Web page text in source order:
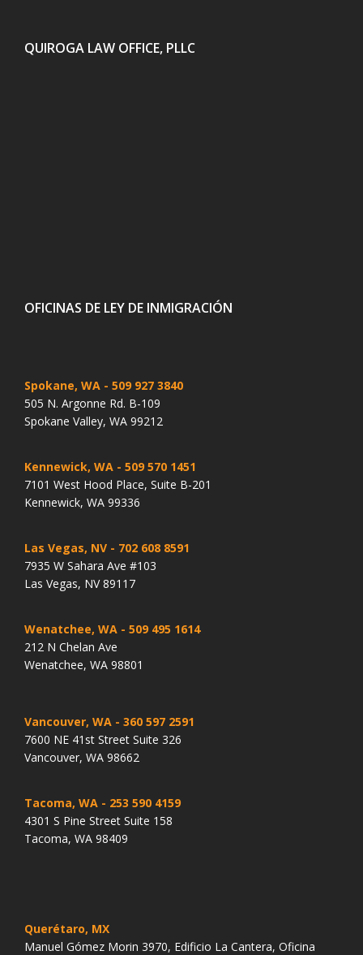
QUIROGA LAW OFFICE, PLLC
OFICINAS DE LEY DE INMIGRACIÓN
Spokane, WA - 509 927 3840
505 N. Argonne Rd. B-109
Spokane Valley, WA 99212
Kennewick, WA - 509 570 1451
7101 West Hood Place, Suite B-201
Kennewick, WA 99336
Las Vegas, NV - 702 608 8591
7935 W Sahara Ave #103
Las Vegas, NV 89117
Wenatchee, WA - 509 495 1614
212 N Chelan Ave
Wenatchee, WA 98801
Vancouver, WA - 360 597 2591
7600 NE 41st Street Suite 326
Vancouver, WA 98662
Tacoma, WA - 253 590 4159
4301 S Pine Street Suite 158
Tacoma, WA 98409
Querétaro, MX
Manuel Gómez Morin 3970, Edificio La Cantera, Oficina